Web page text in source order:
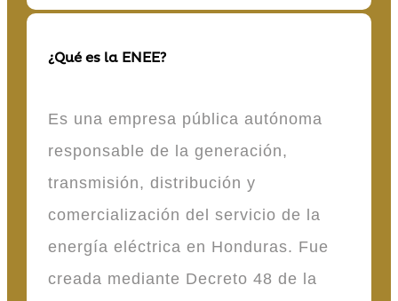
¿Qué es la ENEE?
Es una empresa pública autónoma
responsable de la generación,
transmisión, distribución y
comercialización del servicio de la
energía eléctrica en Honduras. Fue
creada mediante Decreto 48 de la